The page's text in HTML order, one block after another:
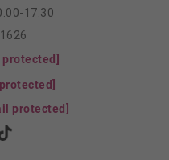
17.30
protected]
protected]